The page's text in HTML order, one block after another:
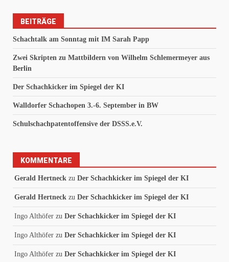
BEITRÄGE
Schachtalk am Sonntag mit IM Sarah Papp
Zwei Skripten zu Mattbildern von Wilhelm Schlemermeyer aus
Berlin
Der Schachkicker im Spiegel der KI
Walldorfer Schachopen 3.-6. September in BW
Schulschachpatentoffensive der DSSS.e.V.
KOMMENTARE
Gerald Hertneck zu Der Schachkicker im Spiegel der KI
Gerald Hertneck zu Der Schachkicker im Spiegel der KI
Ingo Althöfer zu Der Schachkicker im Spiegel der KI
Ingo Althöfer zu Der Schachkicker im Spiegel der KI
Ingo Althöfer zu Der Schachkicker im Spiegel der KI